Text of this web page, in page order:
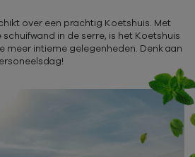
over een prachtig Koetshuis. Met
in de serre, is het Koetshuis
meer intieme gelegenheden. Denk aan